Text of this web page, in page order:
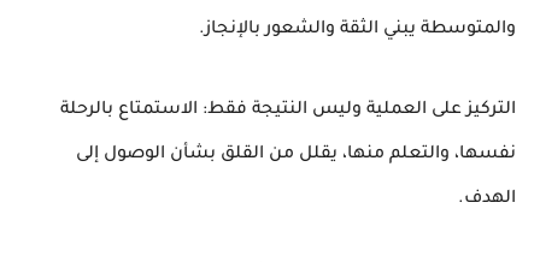
والمتوسطة يبني الثقة والشعور بالإنجاز.
التركيز على العملية وليس النتيجة فقط: الاستمتاع بالرحلة
نفسها، والتعلم منها، يقلل من القلق بشأن الوصول إلى
الهدف.